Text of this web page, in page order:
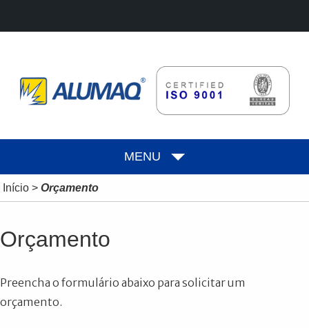
MENU
Início> Orçamento
Orçamento
Preencha o formulário abaixo para solicitar um
orçamento.